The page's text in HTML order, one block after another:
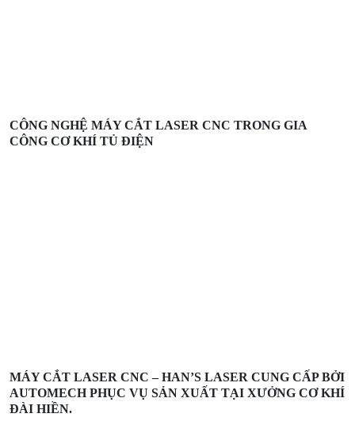
CÔNG NGHỆ MÁY CẮT LASER CNC TRONG GIA
CÔNG CƠ KHÍ TỦ ĐIỆN
MÁY CẮT LASER CNC – HAN’S LASER CUNG CẤP BỞI
AUTOMECH PHỤC VỤ SẢN XUẤT TẠI XƯỞNG CƠ KHÍ
ĐÀI HIỀN.